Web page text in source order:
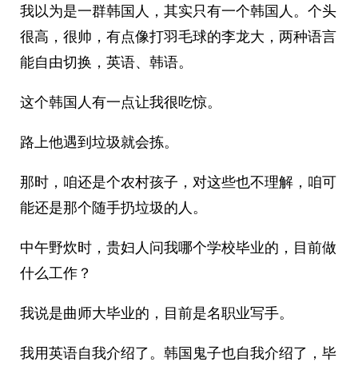
我以为是一群韩国人，其实只有一个韩国人。个头
很高，很帅，有点像打羽毛球的李龙大，两种语言
能自由切换，英语、韩语。
这个韩国人有一点让我很吃惊。
路上他遇到垃圾就会拣。
那时，咱还是个农村孩子，对这些也不理解，咱可
能还是那个随手扔垃圾的人。
中午野炊时，贵妇人问我哪个学校毕业的，目前做
什么工作？
我说是曲师大毕业的，目前是名职业写手。
我用英语自我介绍了。韩国鬼子也自我介绍了，毕